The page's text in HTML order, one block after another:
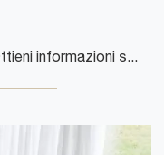
Vuoi impreziosire spazi design? Ottieni informazioni sui tavoli design fissi: il modello da pranzo Wave ti sta aspettando.